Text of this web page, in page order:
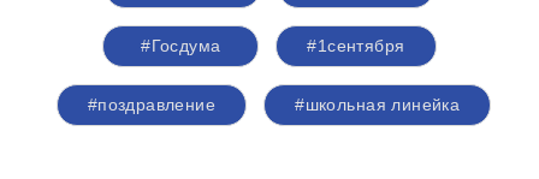
#Госдума #1сентября
#поздравление #школьная линейка